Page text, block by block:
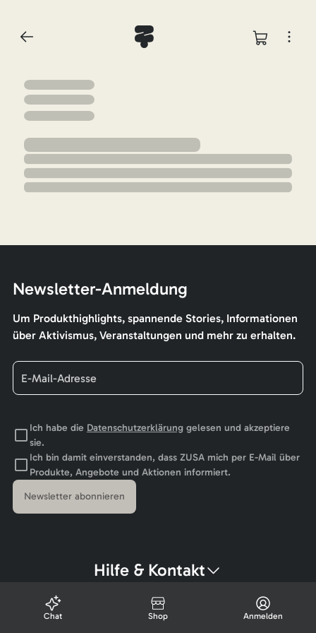
Newsletter-Anmeldung
Um Produkthighlights, spannende Stories, Informationen
über Aktivismus, Veranstaltungen und mehr zu erhalten.
Ich habe die Datenschutzerklärunggelesen und akzeptiere
sie.
Ich bin damit einverstanden, dass ZUSA mich per E-Mail über
Produkte, Angebote und Aktionen informiert.
Newsletter abonnieren
Hilfe & Kontakt
Chat Shop Anmelden